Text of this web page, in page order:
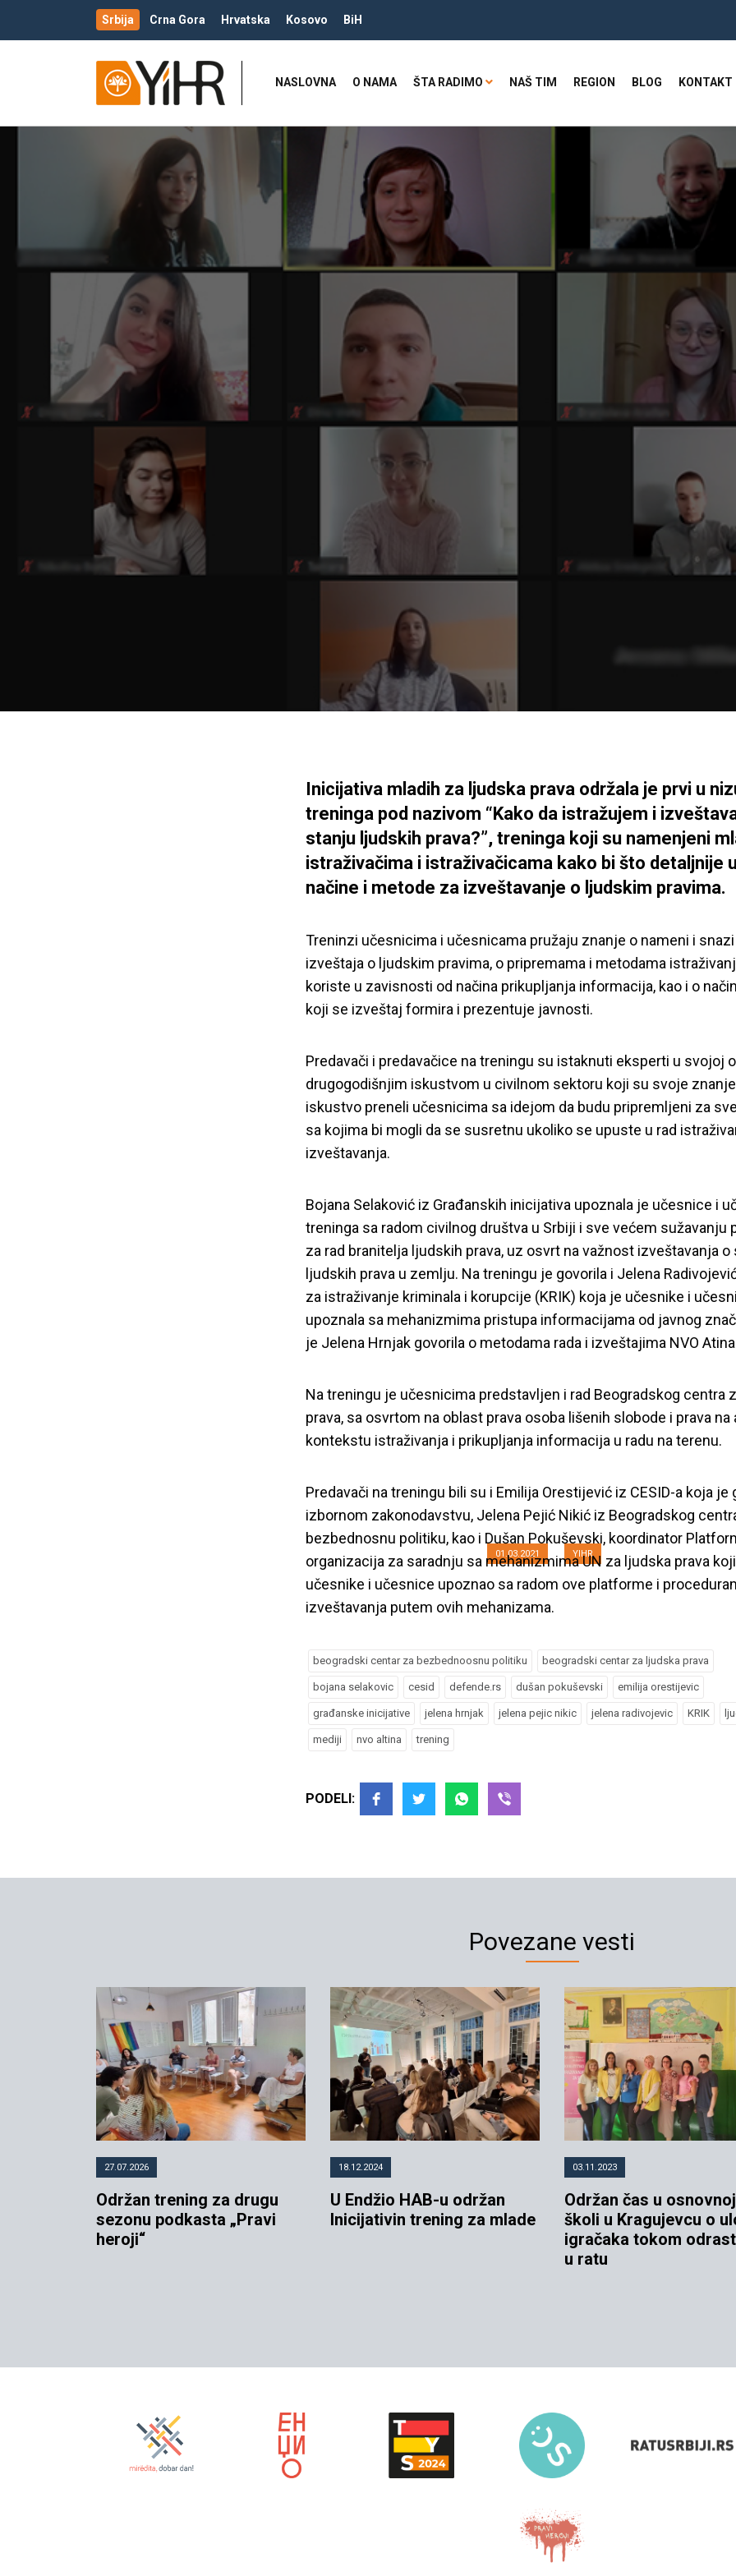
Srbija Crna Gora Hrvatska Kosovo BiH
NASLOVNA O NAMA ŠTA RADIMO NAŠ TIM REGION BLOG KONTAKT
Održan prvi u nizu Defende.rs
istražujem i izveštavam o
prava?”
01.03.2021 YIHR
Inicijativa mladih za ljudska prava održala je prvi u
treninga pod nazivom “Kako da istražujem i
stanju ljudskih prava?”, treninga koji su namenjeni
istraživačima i istraživačicama kako bi što detaljnije
načine i metode za izveštavanje o ljudskim pravima.
Treninzi učesnicima i učesnicama pružaju znanje o nameni i
izveštaja o ljudskim pravima, o pripremama i metodama
koriste u zavisnosti od načina prikupljanja informacija, kao i o
koji se izveštaj formira i prezentuje javnosti.
Predavači i predavačice na treningu su istaknuti eksperti u svojoj
drugogodišnjim iskustvom u civilnom sektoru koji su svoje
iskustvo preneli učesnicima sa idejom da budu pripremljeni za
sa kojima bi mogli da se susretnu ukoliko se upuste u rad
izveštavanja.
Bojana Selaković iz Građanskih inicijativa upoznala je učesnice i
treninga sa radom civilnog društva u Srbiji i sve većem sužavanju
za rad branitelja ljudskih prava, uz osvrt na važnost izveštavanja o
ljudskih prava u zemlju. Na treningu je govorila i Jelena
za istraživanje kriminala i korupcije (KRIK) koja je učesnike i
upoznala sa mehanizmima pristupa informacijama od javnog
je Jelena Hrnjak govorila o metodama rada i izveštajima NVO
Na treningu je učesnicima predstavljen i rad Beogradskog centra
prava, sa osvrtom na oblast prava osoba lišenih slobode i prava na
kontekstu istraživanja i prikupljanja informacija u radu na terenu.
Predavači na treningu bili su i Emilija Orestijević iz CESID-a koja je
izbornom zakonodavstvu, Jelena Pejić Nikić iz Beogradskog
bezbednosnu politiku, kao i Dušan Pokuševski, koordinator
organizacija za saradnju sa mehanizmima UN za ljudska prava
učesnike i učesnice upoznao sa radom ove platforme i
izveštavanja putem ovih mehanizama.
beogradski centar za bezbednoosnu politiku beogradski centar za ljudska prava
bojana selakovic cesid defende.rs dušan pokuševski emilija orestijevic
građanske inicijative jelena hrnjak jelena pejic nikic jelena radivojevic KRIK
mediji nvo altina trening
PODELI:
Povezane vesti
27.07.2026
Održan trening za drugu
sezonu podkasta „Pravi
heroji“
18.12.2024
U Endžio HAB-u održan
Inicijativin trening za mlade
03.11.2023
Održan čas u osnovnoj
školi u Kragujevcu o
igračaka tokom
u ratu